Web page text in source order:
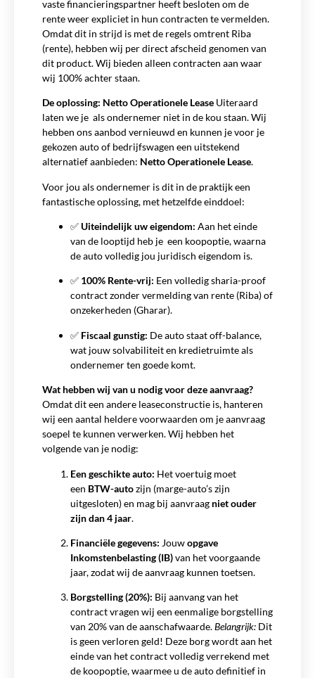
vaste financieringspartner heeft besloten om de
rente weer expliciet in hun contracten te vermelden.
Omdat dit in strijd is met de regels omtrent Riba
(rente), hebben wij per direct afscheid genomen van
dit product. Wij bieden alleen contracten aan waar
wij 100% achter staan.
De oplossing: Netto Operationele Lease Uiteraard
laten we je als ondernemer niet in de kou staan. Wij
hebben ons aanbod vernieuwd en kunnen je voor je
gekozen auto of bedrijfswagen een uitstekend
alternatief aanbieden: Netto Operationele Lease.
Voor jou als ondernemer is dit in de praktijk een
fantastische oplossing, met hetzelfde einddoel:
✅Uiteindelijk uw eigendom: Aan het einde
van de looptijd heb je een koopoptie, waarna
de auto volledig jou juridisch eigendom is.
✅ 100% Rente-vrij: Een volledig sharia-proof
contract zonder vermelding van rente (Riba) of
onzekerheden (Gharar).
✅ Fiscaal gunstig: De auto staat off-balance,
wat jouw solvabiliteit en kredietruimte als
ondernemer ten goede komt.
Wat hebben wij van u nodig voor deze aanvraag?
Omdat dit een andere leaseconstructie is, hanteren
wij een aantal heldere voorwaarden om je aanvraag
soepel te kunnen verwerken. Wij hebben het
volgende van je nodig:
Een geschikte auto: Het voertuig moet
een BTW-autozijn (marge-auto’s zijn
uitgesloten) en mag bij aanvraag niet ouder
zijn dan 4 jaar.
Financiële gegevens: Jouwopgave
Inkomstenbelasting (IB)van het voorgaande
jaar, zodat wij de aanvraag kunnen toetsen.
Borgstelling (20%): Bij aanvang van het
contract vragen wij een eenmalige borgstelling
van 20% van de aanschafwaarde.Belangrijk: Dit
is geen verloren geld! Deze borg wordt aan het
einde van het contract volledig verrekend met
de koopoptie, waarmee u de auto definitief in